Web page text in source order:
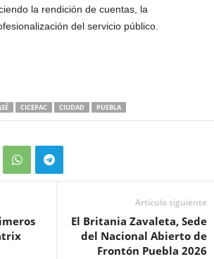
la rendición de cuentas, la
del servicio público.
CICEPAC CIUDAD PUEBLA
Artículo siguiente
El Britania Zavaleta, Sede
del Nacional Abierto de
Frontón Puebla 2026